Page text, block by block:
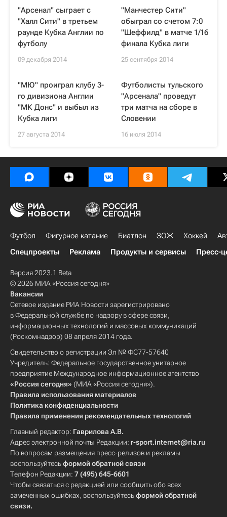
"Арсенал" сыграет с
"Халл Сити" в третьем
раунде Кубка Англии по
футболу
09 декабря 2014
"Манчестер Сити"
обыграл со счетом 7:0
"Шеффилд" в матче 1/16
финала Кубка лиги
25 сентября 2014
"МЮ" проиграл клубу 3-
го дивизиона Англии
"МК Донс" и выбыл из
Кубка лиги
27 августа 2014
Футболисты тульского
"Арсенала" проведут
три матча на сборе в
Словении
16 июля 2014
Футбол Фигурное катание Биатлон ЗОЖ Хоккей
Спецпроекты
Реклама Продукты и сервисы Пресс-
Версия 2023.1 Beta
© 2026 МИА «Россия сегодня»
Вакансии
Сетевое издание РИА Новости зарегистрировано
в Федеральной службе по надзору в сфере связи,
информационных технологий и массовых коммуникаций
(Роскомнадзор) 08 апреля 2014 года.
Свидетельство о регистрации Эл № ФС77-57640
Учредитель: Федеральное государственное унитарное
предприятие Международное информационное агентство
«Россия сегодня» (МИА «Россия сегодня»).
Правила использования материалов
Политика конфиденциальности
Правила применения рекомендательных технологий
Главный редактор: Гаврилова А.В.
Адрес электронной почты Редакции: r-sport.internet@ria.ru
По вопросам размещения пресс-релизов и рекламы
воспользуйтесьформой обратной связи
Телефон Редакции: 7 (495) 645-6601
Чтобы связаться с редакцией или сообщить обо всех
замеченных ошибках, воспользуйтесьформой обратной
связи.